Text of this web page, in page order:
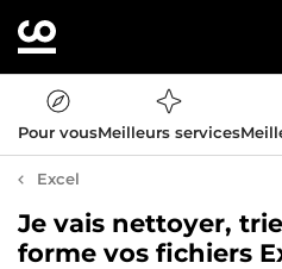
Pour vousMeilleurs services
Excel
Je vais nettoyer,
forme vos fichiers